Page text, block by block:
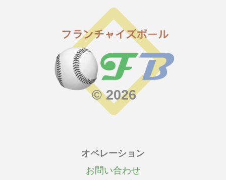
© 2026
オペレーション
お問い合わせ